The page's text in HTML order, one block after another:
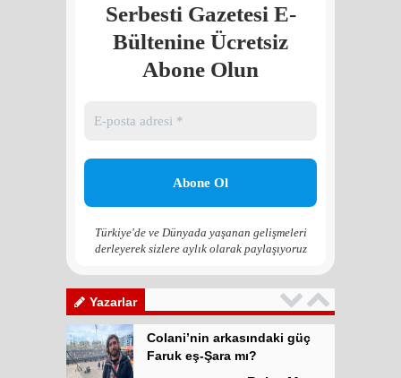
Serbesti Gazetesi E-
Bültenine Ücretsiz
Abone Olun
Türkiye'de ve Dünyada yaşanan gelişmeleri
derleyerek sizlere aylık olarak paylaşıyoruz
Yazarlar
Colani’nin arkasındaki güç
Faruk eş-Şara mı?
Hark Denklemi
Çözüm Süreci’nin yeniden
Kadına şiddet “Devlet” eliyle
meşrulaştırılıyor
Atilla Yüceak
Colani’nin arkasındaki güç
Faruk eş-Şara mı?